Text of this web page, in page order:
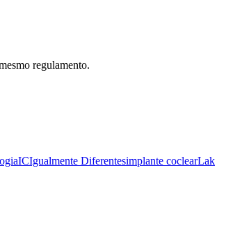
regulamento.
ICIgualmente Diferentesimplante coclearLak